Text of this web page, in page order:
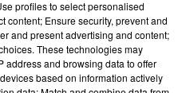
DU SANG
19h00 à la salle des fêtes
profiles to select personalised
content; Ensure security, prevent and
and present advertising and content;
These technologies may
address and browsing data to offer
based on information actively